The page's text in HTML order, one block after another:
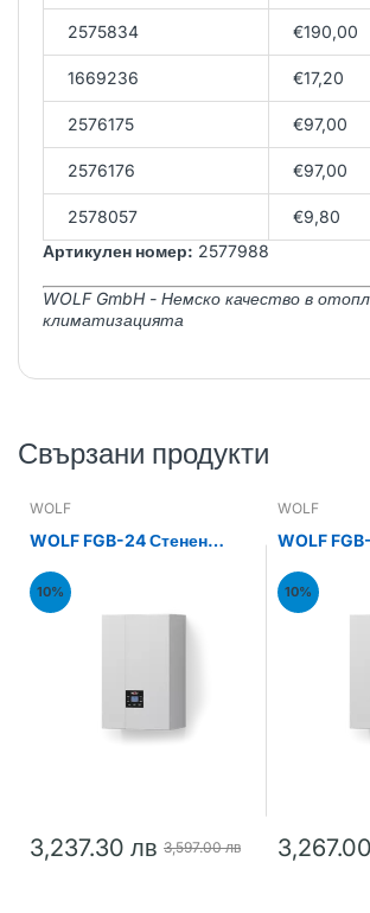
2575834 €190,00
1669236 €17,20
2576175 €97,00
2576176 €97,00
2578057
€9,80
Артикулен номер: 2577988
WOLF GmbH - Немско качество в
климатизацията
Свързани продукти
WOLF
WOLF FGB-24 Стенен
24kW
10%
3,237.30 лв 3,597.00 лв
WOLF
WOLF
28kW
10%